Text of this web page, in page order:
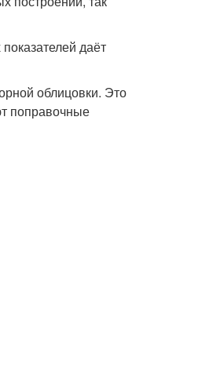
даёт
облицовки. Это
поправочные